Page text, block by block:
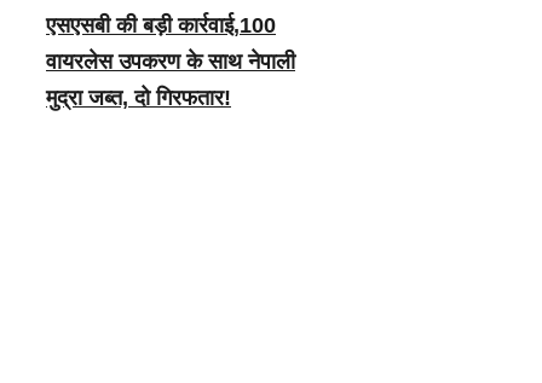
एसएसबी की बड़ी कार्रवाई,100
वायरलेस उपकरण के साथ नेपाली
मुद्रा जब्त, दो गिरफतार!